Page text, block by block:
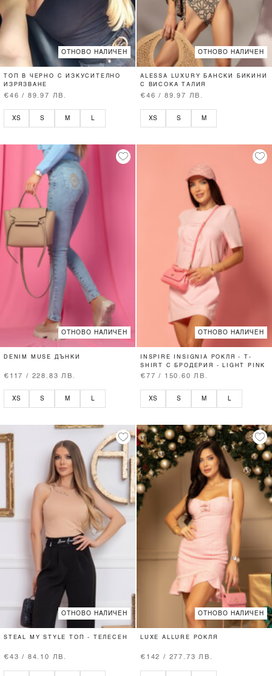
ОТНОВО НАЛИЧЕН
ТОП В ЧЕРНО С ИЗКУСИТЕЛНО
ИЗРЯЗВАНЕ
€46 / 89.97 ЛВ.
XS S M
ОТНОВО НАЛИЧЕН
ALESSA LUXURY БАНСКИ БИКИНИ
С ВИСОКА ТАЛИЯ
€46 / 89.97 ЛВ.
XS S M
ОТНОВО НАЛИЧЕН
DENIM MUSE ДЪНКИ
€117 / 228.83 ЛВ.
XS S M L
ОТНОВО НАЛИЧЕН
INSPIRE INSIGNIA РОКЛЯ - T-
SHIRT С БРОДЕРИЯ - LIGHT PINK
€77 / 150.60 ЛВ.
XS S M L
ОТНОВО НАЛИЧЕН
STEAL MY STYLE ТОП - ТЕЛЕСЕН
€43 / 84.10 ЛВ.
ОТНОВО НАЛИЧЕН
LUXE ALLURE РОКЛЯ
€142 / 277.73 ЛВ.